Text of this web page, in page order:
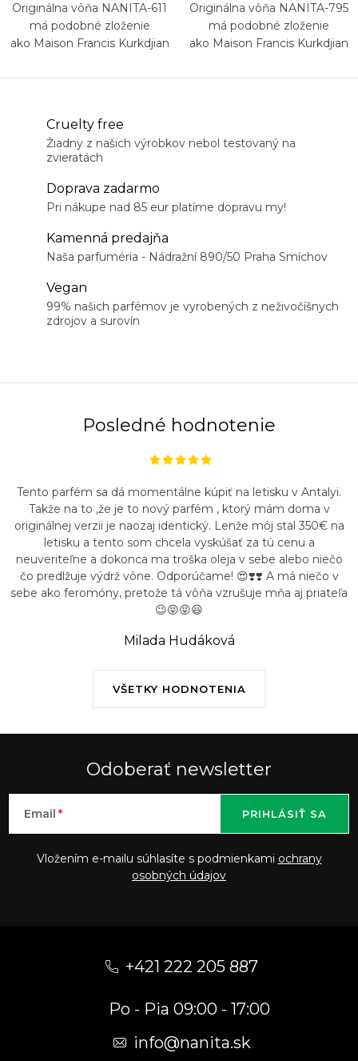
Originálna vôňa NANITA-611
má podobné zloženie
ako Maison Francis Kurkdjian
Originálna vôňa NANITA-795
má podobné zloženie
ako Maison Francis Kurkdjian
Cruelty free
Žiadny z našich výrobkov nebol testovaný na
zvieratách
Doprava zadarmo
Pri nákupe nad 85 eur platíme dopravu my!
Kamenná predajňa
Naša parfuméria - Nádražní 890/50 Praha Smíchov
Vegan
99% našich parfémov je vyrobených z neživočíšnych
zdrojov a surovín
Posledné hodnotenie
VŠETKY HODNOTENIA
Tento parfém sa dá momentálne kúpiť na letisku v Antalyi.
Takže na to ,že je to nový parfém , ktorý mám doma v
originálnej verzii je naozaj identický. Lenže môj stal 350€ na
letisku a tento som chcela vyskúšať za tú cenu a
neuveriteľne a dokonca ma troška oleja v sebe alebo niečo
čo predlžuje výdrž vône. Odporúčame! 😍❣️❣️ A má niečo v
sebe ako feromóny, pretože tá vôňa vzrušuje mňa aj priateľa
😉😝😝😃
Milada Hudáková
Odoberať newsletter
Email
Vložením e-mailu súhlasíte s podmienkami ochrany
osobných údajov
PRIHLÁSIŤ SA
+421 222 205 887
Po - Pia 09:00 - 17:00
info@nanita.sk